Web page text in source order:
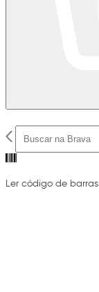
Ler código de barras